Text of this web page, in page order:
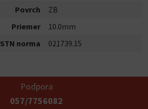
Povrch
ZB
Priemer
10.0mm
STN norma
021739.15
Podpora
057/7756082